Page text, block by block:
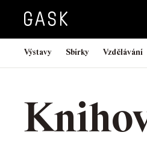
Výstavy Sbírky Vzdělávání